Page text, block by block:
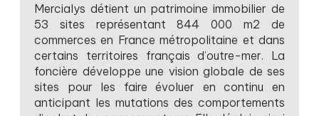
Mercialys détient un patrimoine immobilier de
53 sites représentant 844 000 m2 de
commerces en France métropolitaine et dans
certains territoires français d’outre-mer. La
foncière développe une vision globale de ses
sites pour les faire évoluer en continu en
anticipant les mutations des comportements